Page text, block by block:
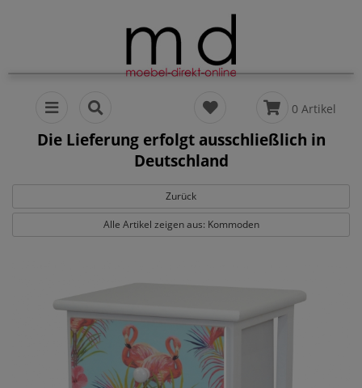
0 Artikel
Die Lieferung erfolgt ausschließlich in
Deutschland
Zurück
Alle Artikel zeigen aus: Kommoden